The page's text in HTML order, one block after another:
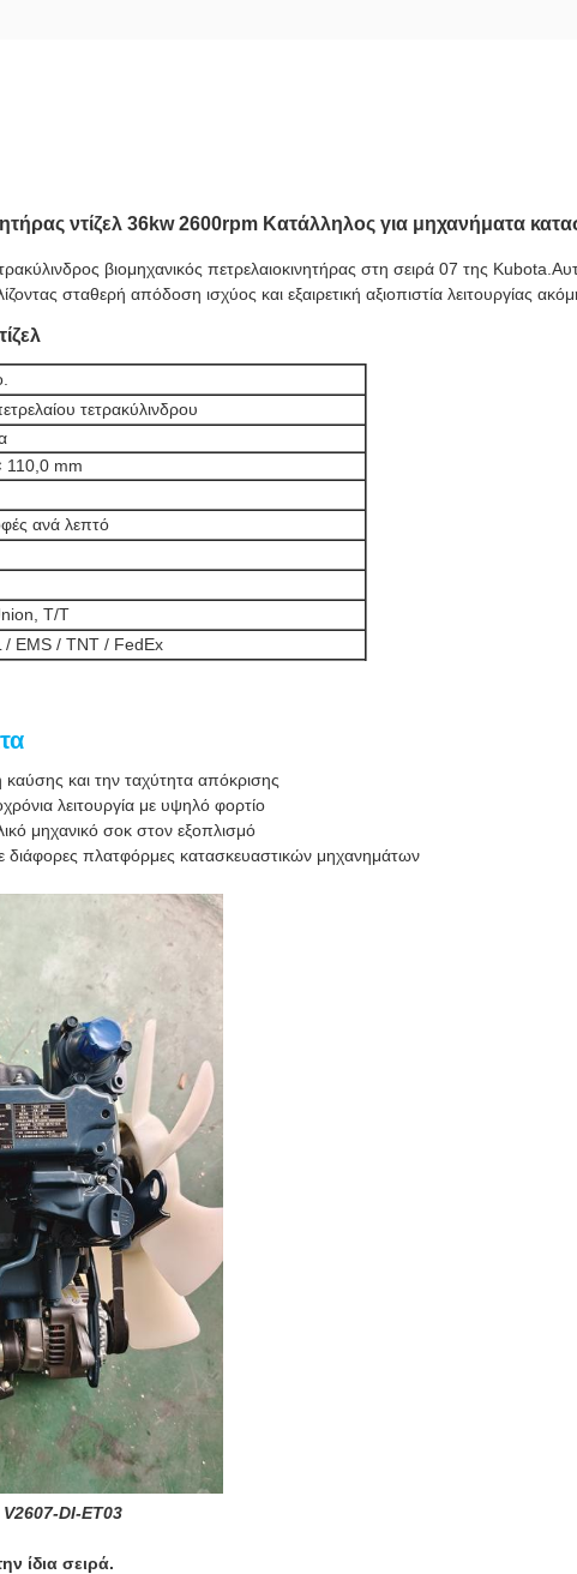
ντίζελ 36kw 2600rpm Κατάλληλος για μηχανήματα
βιομηχανικός πετρελαιοκινητήρας στη σειρά 07 της
σταθερή απόδοση ισχύος και εξαιρετική αξιοπιστία λειτουργίας
τετρακύλινδρου
110,0 mm
ανά λεπτό
T/T
/ EMS / TNT / FedEx
και την ταχύτητα απόκρισης
λειτουργία με υψηλό φορτίο
μηχανικό σοκ στον εξοπλισμό
πλατφόρμες κατασκευαστικών μηχανημάτων
DI-ET03
ίδια σειρά.